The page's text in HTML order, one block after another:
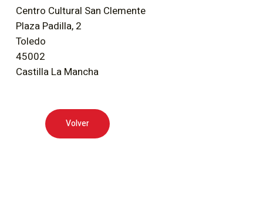
Centro Cultural San Clemente
Plaza Padilla, 2
Toledo
45002
Castilla La Mancha
Volver